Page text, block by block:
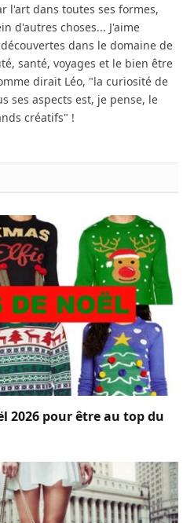
l'art dans toutes ses formes,
d'autres choses... J'aime
dans le domaine de
santé, voyages et le bien être
dirait Léo, "la curiosité de
ses aspects est, je pense, le
créatifs" !
2026 pour être au top du